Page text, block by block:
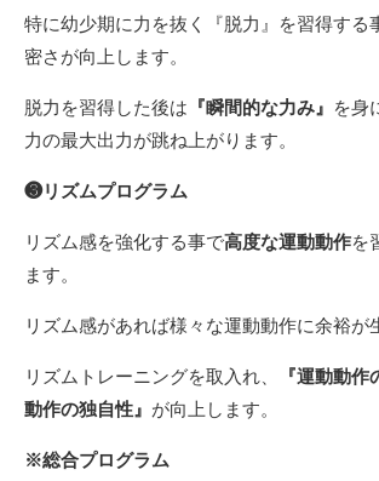
特に幼少期に力を抜く『脱力』を習得する
密さが向上します。
脱力を習得した後は 『瞬間的な力み』 を身
力の最大出力が跳ね上がります。
❸リズムプログラム
リズム感を強化する事で高度な運動動作を
ます。
リズム感があれば様々な運動動作に余裕が
リズムトレーニングを取入れ、
『運動動
動作の独自性』 が向上します。
※総合プログラム